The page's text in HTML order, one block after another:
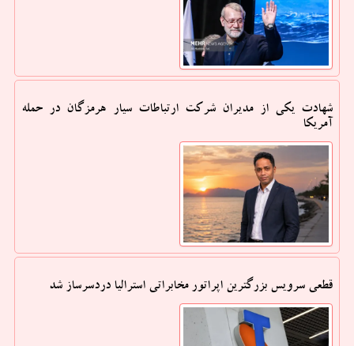
شهادت یکی از مدیران شرکت ارتباطات سیار هرمزگان در حمله
آمریکا
قطعی سرویس بزرگترین اپراتور مخابراتی استرالیا دردسرساز شد